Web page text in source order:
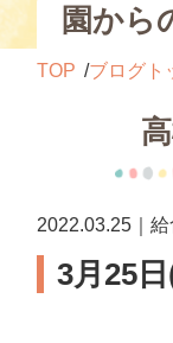
園から
TOP ブログト
2022.03.25｜
3月25